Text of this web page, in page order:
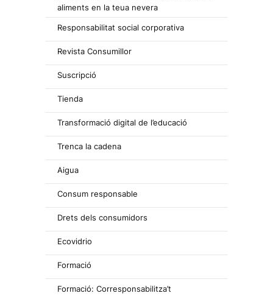
aliments en la teua nevera
Responsabilitat social corporativa
Revista Consumillor
Suscripció
Tienda
Transformació digital de l’educació
Trenca la cadena
Aigua
Consum responsable
Drets dels consumidors
Ecovidrio
Formació
Formació: Corresponsabilitza’t